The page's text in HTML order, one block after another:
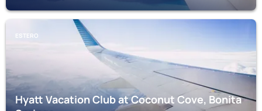
ESTERO
Hyatt Vacation Club at Coconut Cove, Bonita